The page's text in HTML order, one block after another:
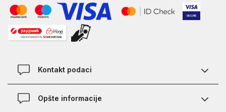
Kontakt podaci
Kontakt
Opšte informacije